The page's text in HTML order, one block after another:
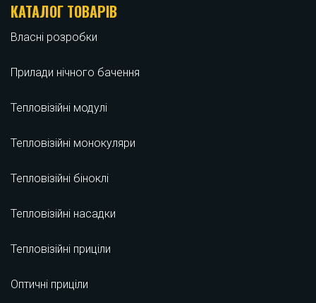
КАТАЛОГ ТОВАРІВ
Власні розробки
Прилади нічного бачення
Тепловізійні модулі
Тепловізійні монокуляри
Тепловізійні біноклі
Тепловізійні насадки
Тепловізійні приціли
Оптичні приціли